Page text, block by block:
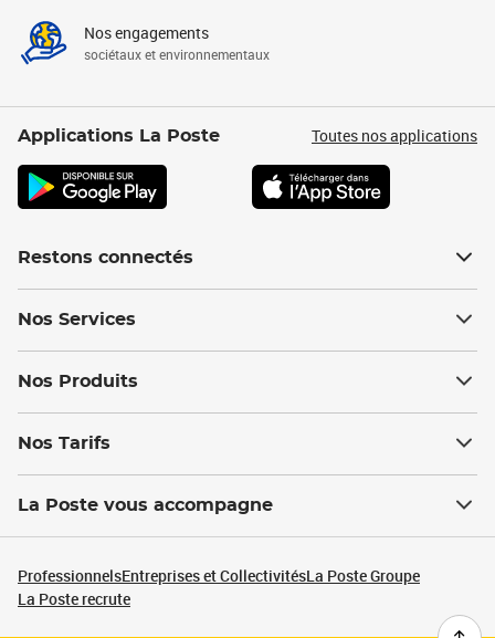
Nos engagements
sociétaux et environnementaux
Applications La Poste Toutes nos applications
Restons connectés
Nos Services
Nos Produits
Nos Tarifs
La Poste vous accompagne
ProfessionnelsEntreprises et CollectivitésLa Poste Groupe
La Poste recrute